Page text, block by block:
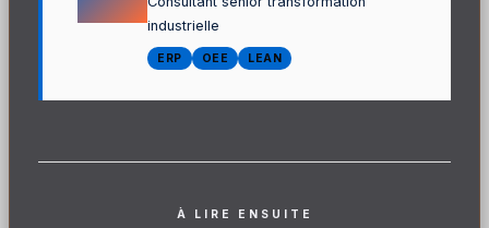
industrielle
ERP OEE LEAN
À LIRE ENSUITE